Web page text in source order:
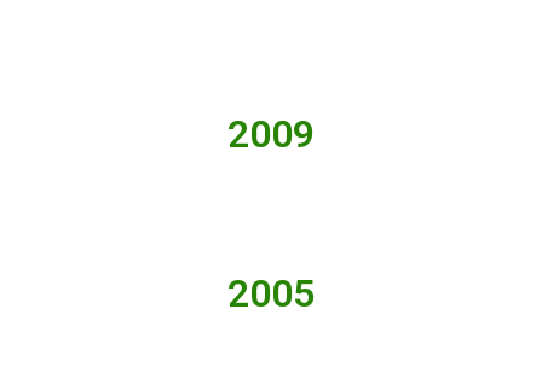
2009
2005